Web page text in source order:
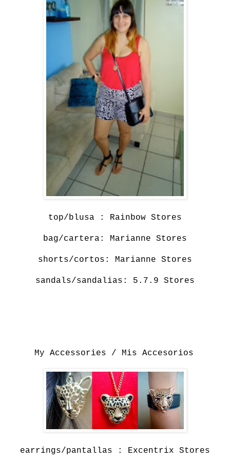
top/blusa : Rainbow Stores
bag/cartera: Marianne Stores
shorts/cortos: Marianne Stores
sandals/sandalias: 5.7.9 Stores
My Accessories / Mis Accesorios
earrings/pantallas : Excentrix Stores